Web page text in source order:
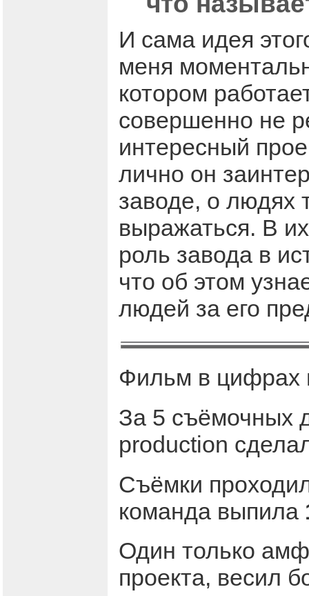
И сама идея
меня
котором
совершенно не
интересный
лично он
заводе, о людях
выражаться. В
роль завода в
что об этом
людей за его
Фильм в цифрах
За 5 съёмочных
production
Съёмки
команда выпила
Один только
проекта, весил